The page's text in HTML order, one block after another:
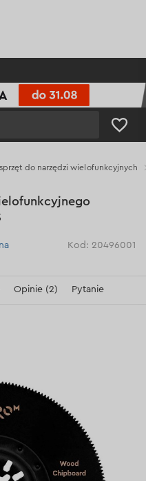
do narzędzi wielofunkcyjnych
Kod: 20496001
Opinie (2) Pytanie